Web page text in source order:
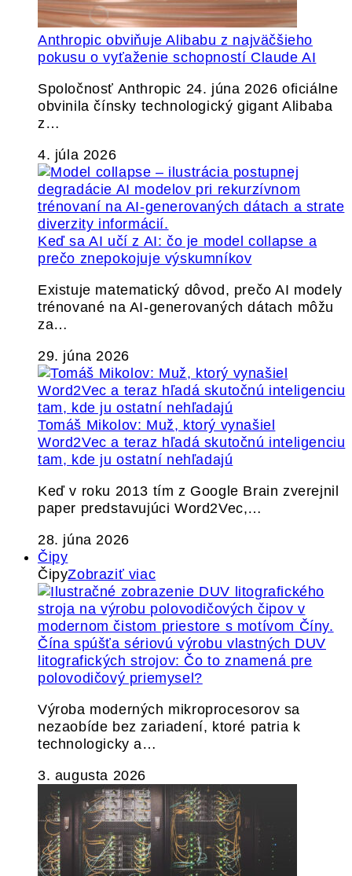
Anthropic obviňuje Alibabu z najväčšieho
pokusu o vyťaženie schopností Claude AI
Spoločnosť Anthropic 24. júna 2026 oficiálne
obvinila čínsky technologický gigant Alibaba
z…
4. júla 2026
Keď sa AI učí z AI: čo je model collapse a
prečo znepokojuje výskumníkov
Existuje matematický dôvod, prečo AI modely
trénované na AI-generovaných dátach môžu
za…
29. júna 2026
Tomáš Mikolov: Muž, ktorý vynašiel
Word2Vec a teraz hľadá skutočnú inteligenciu
tam, kde ju ostatní nehľadajú
Keď v roku 2013 tím z Google Brain zverejnil
paper predstavujúci Word2Vec,…
28. júna 2026
Čipy
ČipyZobraziť viac
Čína spúšťa sériovú výrobu vlastných DUV
litografických strojov: Čo to znamená pre
polovodičový priemysel?
Výroba moderných mikroprocesorov sa
nezaobíde bez zariadení, ktoré patria k
technologicky a…
3. augusta 2026